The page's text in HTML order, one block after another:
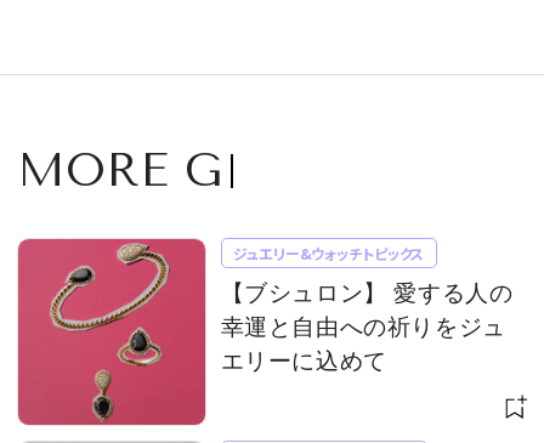
MORE GOODIES!
ジュエリー&ウォッチトピックス
【ブシュロン】 愛する人の
幸運と自由への祈りをジュ
エリーに込めて